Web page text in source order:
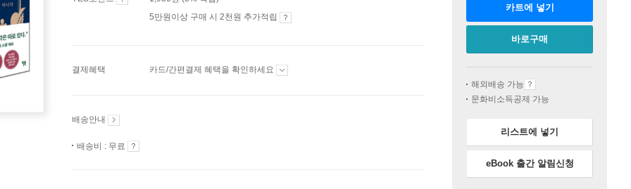
5만원이상 구매 시 2천원 추가적립
결제혜택 카드/간편결제 혜택을 확인하세요
배송안내
배송비 : 무료
카트에 넣기
바로구매
해외배송 가능
문화비소득공제 가능
리스트에 넣기
eBook 출간 알림신청